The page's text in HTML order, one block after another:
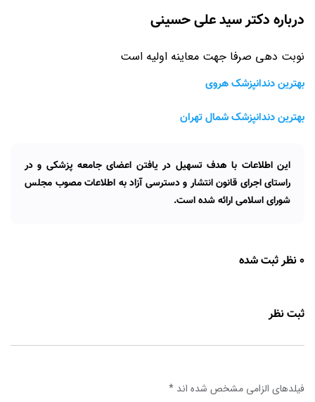
درباره دکتر سید علی حسینی
نوبت دهی صرفا جهت معاینه اولیه است
بهترین دندانپزشک هروی
بهترین دندانپزشک شمال تهران
این اطلاعات با هدف تسهیل در یافتن اعضای جامعه پزشکی و در
راستای اجرای قانون انتشار و دسترسی آزاد به اطلاعات مصوب مجلس
شورای اسلامی ارائه شده است.
0 نظر ثبت شده
ثبت نظر
فیلدهای الزامی مشخص شده اند *